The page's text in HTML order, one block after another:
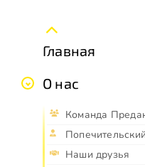
Главная
О нас
Команда
Наши друзья